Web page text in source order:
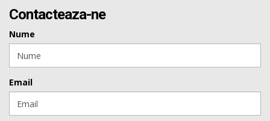
Contacteaza-ne
Nume
Email